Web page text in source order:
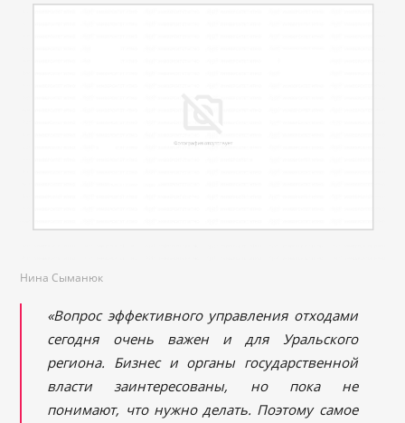
Нина Сыманюк
«Вопрос эффективного управления отходами
сегодня очень важен и для Уральского
региона. Бизнес и органы государственной
власти заинтересованы, но пока не
понимают, что нужно делать. Поэтому самое